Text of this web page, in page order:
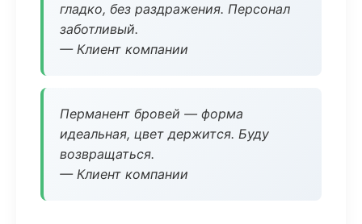
гладко, без раздражения. Персонал
заботливый.
— Клиент компании
Перманент бровей — форма
идеальная, цвет держится. Буду
возвращаться.
— Клиент компании